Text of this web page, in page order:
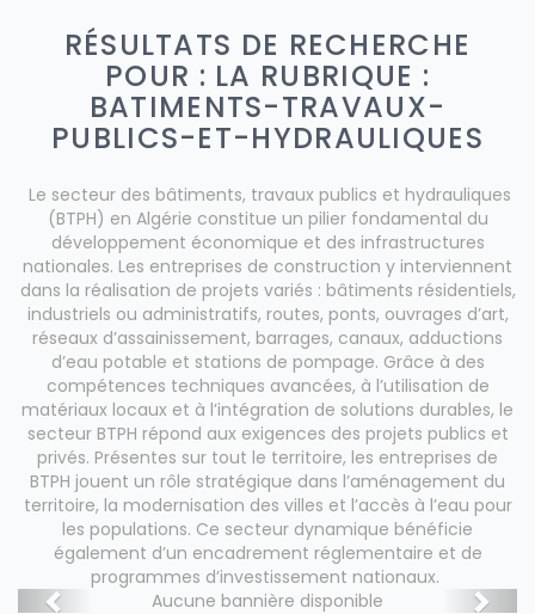
RÉSULTATS DE RECHERCHE
POUR : LA RUBRIQUE :
BATIMENTS-TRAVAUX-
PUBLICS-ET-HYDRAULIQUES
Le secteur des bâtiments, travaux publics et hydrauliques
(BTPH) en Algérie constitue un pilier fondamental du
développement économique et des infrastructures
nationales. Les entreprises de construction y interviennent
dans la réalisation de projets variés : bâtiments résidentiels,
industriels ou administratifs, routes, ponts, ouvrages d’art,
réseaux d’assainissement, barrages, canaux, adductions
d’eau potable et stations de pompage. Grâce à des
compétences techniques avancées, à l’utilisation de
matériaux locaux et à l’intégration de solutions durables, le
secteur BTPH répond aux exigences des projets publics et
privés. Présentes sur tout le territoire, les entreprises de
BTPH jouent un rôle stratégique dans l’aménagement du
territoire, la modernisation des villes et l’accès à l’eau pour
les populations. Ce secteur dynamique bénéficie
également d’un encadrement réglementaire et de
programmes d’investissement nationaux.
Aucune bannière disponible